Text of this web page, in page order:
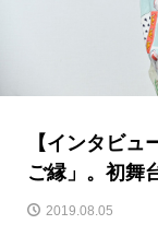
【インタビ
ご縁」。初舞
2019.08.05